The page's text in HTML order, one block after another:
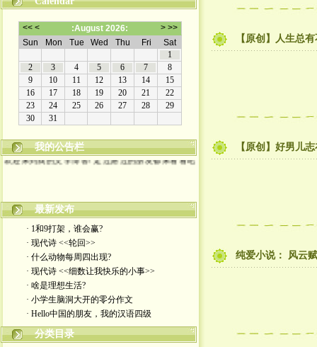
我的公告栏
欢迎来到我的文学博客! 走过路过的朋友都来看看吧
最新发布
· 1和9打架，谁会赢?
· 现代诗 <<轮回>>
· 什么动物每周四出现?
· 现代诗 <<细数让我快乐的小事>>
· 啥是理想生活?
· 小学生脑洞大开的零分作文
· Hello中国的朋友，我的汉语四级
分类目录
【原创】人生总
【原创】好男儿
纯爱小说： 风云